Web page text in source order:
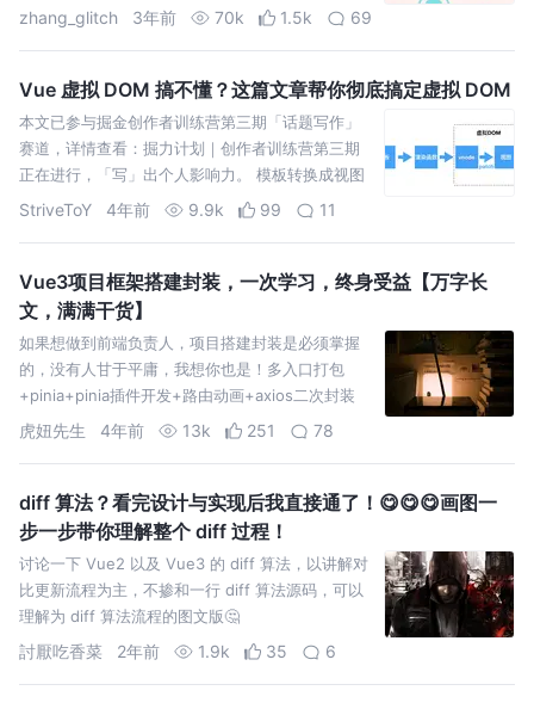
代码案例。
zhang_glitch 3年前 70k 1.5k 69
Vue 虚拟 DOM 搞不懂？这篇文章帮你彻底搞定虚拟 DOM
本文已参与掘金创作者训练营第三期「话题写作」
赛道，详情查看：掘力计划｜创作者训练营第三期
正在进行，「写」出个人影响力。 模板转换成视图
的过程 Vue.js通过编译将template 模板转换成渲染
StriveToY 4年前 9.9k 99 11
Vue3项目框架搭建封装，一次学习，终身受益【万字长
文，满满干货】
如果想做到前端负责人，项目搭建封装是必须掌握
的，没有人甘于平庸，我想你也是！多入口打包
+pinia+pinia插件开发+路由动画+axios二次封装
+viewport等等，项目中会用到的，我都有写。
虎妞先生 4年前 13k 251 78
diff 算法？看完设计与实现后我直接通了！😋😋😋画图一
步一步带你理解整个 diff 过程！
讨论一下 Vue2 以及 Vue3 的 diff 算法，以讲解对
比更新流程为主，不掺和一行 diff 算法源码，可以
理解为 diff 算法流程的图文版🤔
討厭吃香菜 2年前 1.9k 35 6